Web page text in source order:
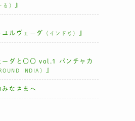
る） 』
ユルヴェーダ （インド号） 』
ーダと〇〇 vol.1 パンチャカ
INDIA） 』
みなさまへ